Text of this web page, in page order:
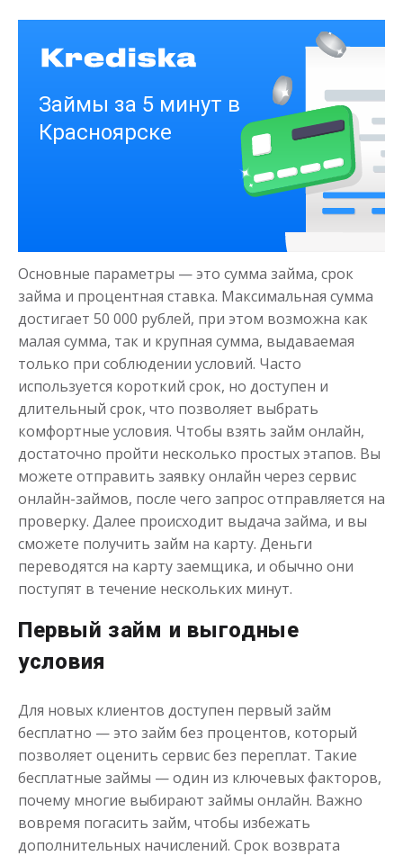
Получить
Срок от 1до 21 дня
Получить
Моментальный займ
Сумма до50 000
Срок от 1до 21 дня
Получить
Одолжим до 30 дней
Сумма до50 000
Срок от 1до 30 дня
Основные параметры — это сумма займа, срок
займа и процентная ставка. Максимальная сумма
достигает 50 000 рублей, при этом возможна как
малая сумма, так и крупная сумма, выдаваемая
только при соблюдении условий. Часто
используется короткий срок, но доступен и
длительный срок, что позволяет выбрать
комфортные условия. Чтобы взять займ онлайн,
достаточно пройти несколько простых этапов. Вы
можете отправить заявку онлайн через сервис
онлайн-займов, после чего запрос отправляется на
проверку. Далее происходит выдача займа, и вы
сможете получить займ на карту. Деньги
переводятся на карту заемщика, и обычно они
поступят в течение нескольких минут.
Первый займ и выгодные
условия
Для новых клиентов доступен первый займ
бесплатно — это займ без процентов, который
позволяет оценить сервис без переплат. Такие
бесплатные займы — один из ключевых факторов,
почему многие выбирают займы онлайн. Важно
вовремя погасить займ, чтобы избежать
дополнительных начислений. Срок возврата